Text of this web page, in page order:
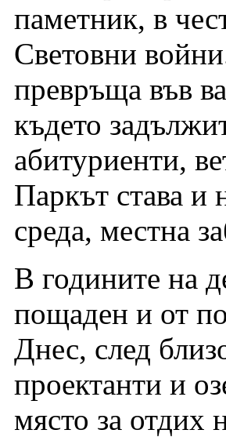
паметник, в
Световни
превръща във
където
абитуриенти,
Паркът става и
среда, местна
В годините на
пощаден и от
Днес, след
проектанти и
място за отдих